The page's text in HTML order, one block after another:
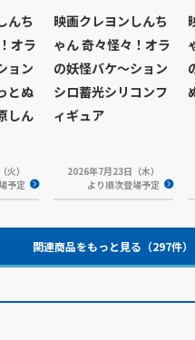
んち
オラ
ョン
とぬ
しん
）
予定
映画クレヨンしんち
ゃん 奇々怪々！オラ
の妖怪バケ～ション
シロ蓄光シリコンフ
ィギュア
2026年7月23日（木）
より順次登場予定
関連商品をもっと見る（297件）